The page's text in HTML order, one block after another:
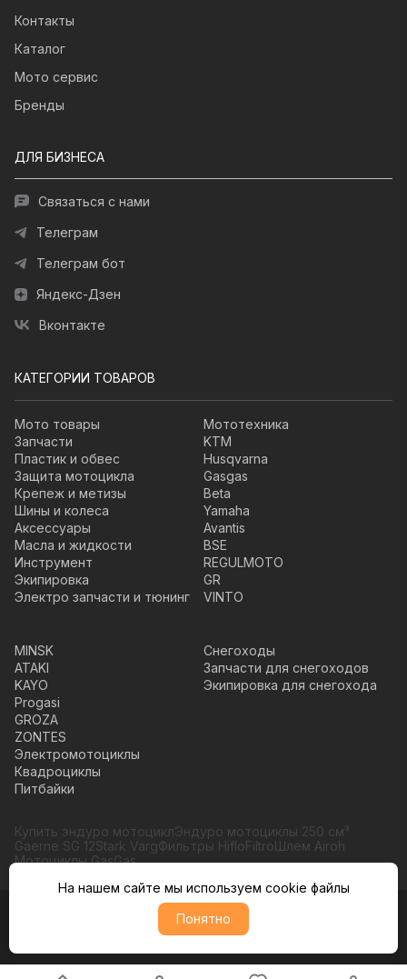
Контакты
Каталог
Мото сервис
Бренды
ДЛЯ БИЗНЕСА
Связаться с нами
Телеграм
Телеграм бот
Яндекс-Дзен
Вконтакте
КАТЕГОРИИ ТОВАРОВ
Мото товары
Запчасти
Пластик и обвес
Защита мотоцикла
Крепеж и метизы
Шины и колеса
Аксессуары
Масла и жидкости
Инструмент
Экипировка
Электро запчасти и тюнинг
Мототехника
KTM
Husqvarna
Gasgas
Beta
Yamaha
Avantis
BSE
REGULMOTO
GR
VINTO
MINSK
ATAKI
KAYO
Progasi
GROZA
ZONTES
Электромотоциклы
Квадроциклы
Питбайки
Снегоходы
Запчасти для снегоходов
Экипировка для снегохода
Купить эндуро мотоциклЭндуро мотоциклы 250 см³
Gaerne SG 12Stark VargФильтры HifloFiltroШлем Airoh
Мотоциклы GasGas
© Moto365, Все права защищены
Политика обратботки персональных данных
На нашем сайте мы используем cookie файлы
Понятно